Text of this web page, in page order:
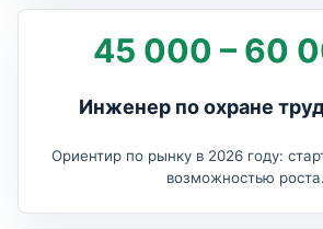
45 000 – 60
Инженер по охране
Ориентир по рынку в 2026 году:
возможностью роста.